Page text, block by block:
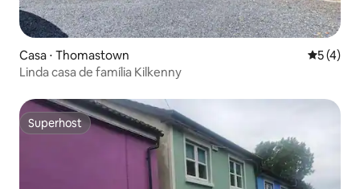
Casa ⋅ Thomastown 5 de
5 (4)
Linda casa de família Kilkenny
Superhost
Superhost